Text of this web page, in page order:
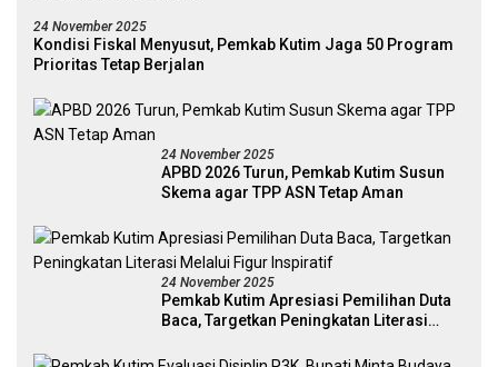
24 November 2025
Kondisi Fiskal Menyusut, Pemkab Kutim Jaga 50 Program
Prioritas Tetap Berjalan
24 November 2025
APBD 2026 Turun, Pemkab Kutim Susun
Skema agar TPP ASN Tetap Aman
24 November 2025
Pemkab Kutim Apresiasi Pemilihan Duta
Baca, Targetkan Peningkatan Literasi